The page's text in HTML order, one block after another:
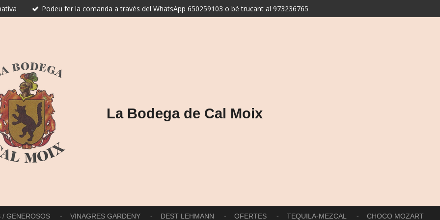
Podeu fer la comanda a través del WhatsApp 650259103 o bé trucant al 973236765
La Bodega de Cal Moix
/ GENEROSOS VINAGRES GARDENY DEST LEHMANN OFERTES TEQUILA-MEZCAL CHOCO MOZART